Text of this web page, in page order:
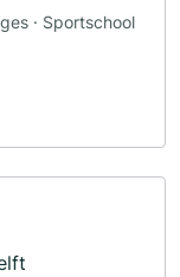
· Sportschool